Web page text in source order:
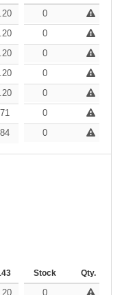
19.54
0
19.54
0
19.54
0
19.54
0
19.54
0
5.52
0
9.52
0
144-287 288 + More
Stock Qty.
19.54
0